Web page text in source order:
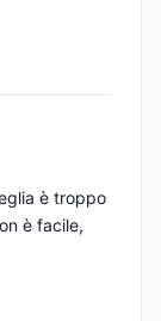
è troppo
è facile,